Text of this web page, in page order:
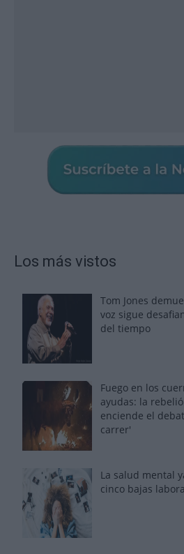
Los más vistos
Tom Jones
voz sigue
del tiempo
Fuego en los
ayudas: la
enciende el
carrer'
La salud mental
cinco bajas